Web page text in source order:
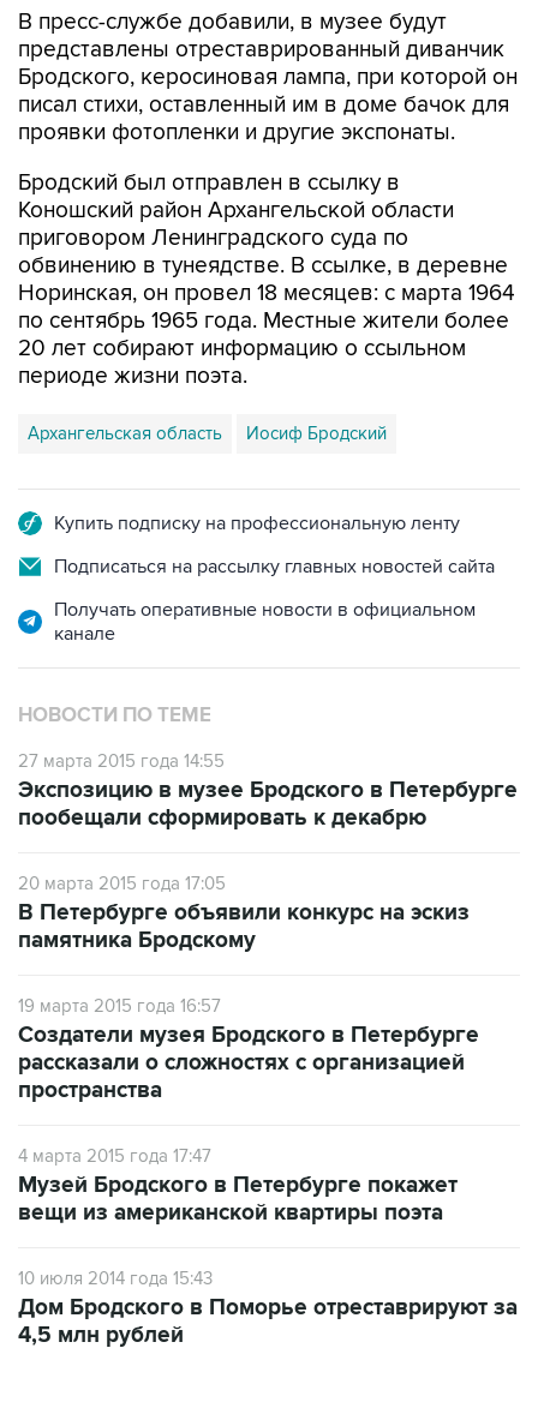
В пресс-службе добавили, в музее будут
представлены отреставрированный диванчик
Бродского, керосиновая лампа, при которой он
писал стихи, оставленный им в доме бачок для
проявки фотопленки и другие экспонаты.
Бродский был отправлен в ссылку в
Коношский район Архангельской области
приговором Ленинградского суда по
обвинению в тунеядстве. В ссылке, в деревне
Норинская, он провел 18 месяцев: с марта 1964
по сентябрь 1965 года. Местные жители более
20 лет собирают информацию о ссыльном
периоде жизни поэта.
Архангельская область Иосиф Бродский
Купить подписку на профессиональную ленту
Подписаться на рассылку главных новостей сайта
Получать оперативные новости в официальном
канале
НОВОСТИ ПО ТЕМЕ
27 марта 2015 года 14:55
Экспозицию в музее Бродского в Петербурге
пообещали сформировать к декабрю
20 марта 2015 года 17:05
В Петербурге объявили конкурс на эскиз
памятника Бродскому
19 марта 2015 года 16:57
Создатели музея Бродского в Петербурге
рассказали о сложностях с организацией
пространства
4 марта 2015 года 17:47
Музей Бродского в Петербурге покажет
вещи из американской квартиры поэта
10 июля 2014 года 15:43
Дом Бродского в Поморье отреставрируют за
4,5 млн рублей